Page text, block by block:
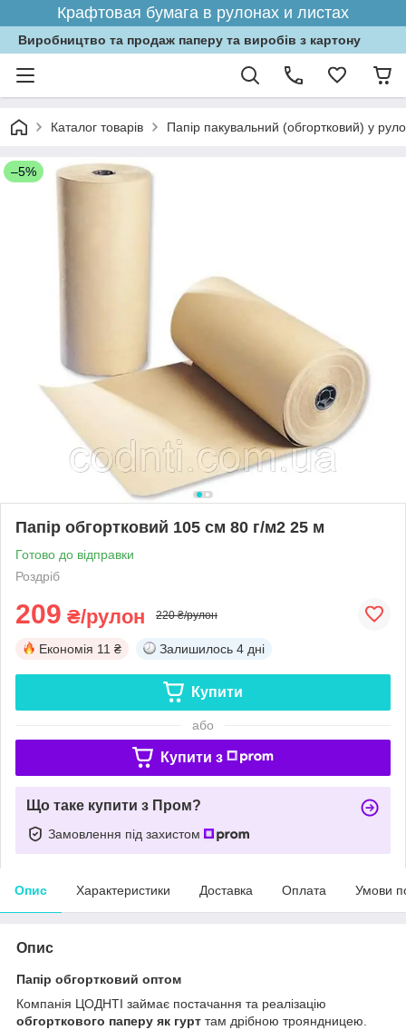
Крафтовая бумага в рулонах и листах
Виробництво та продаж паперу та виробів з картону
Каталог товарів Папір пакувальний (обгортковий) у
–5%
Папір обгортковий 105 см 80 г/м2 25 м
Готово до відправки
Роздріб
209 ₴/рулон 220 ₴/рулон
Економія 11 ₴ Залишилось 4 дні
Купити
або
Купити з
Що таке купити з Пром?
Замовлення під захистом
Опис Характеристики Доставка Оплата Умови
Опис
Папір обгортковий оптом
Компанія ЦОДНТІ займає постачання та реалізацію
обгорткового паперу як гурт там дрібною трояндницею.